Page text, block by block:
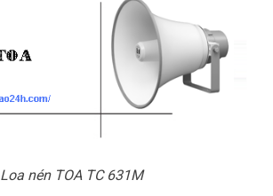
Loa nén TOA TC 631M